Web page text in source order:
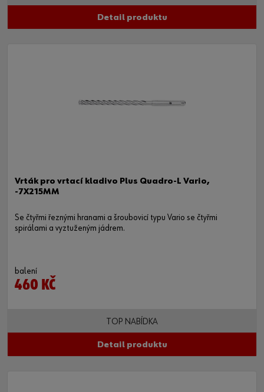
Detail produktu
Vrták pro vrtací kladivo Plus Quadro-L Vario,
-7X215MM
Se čtyřmi řeznými hranami a šroubovicí typu Vario se čtyřmi
spirálami a vyztuženým jádrem.
balení
460 KČ
TOP NABÍDKA
Detail produktu